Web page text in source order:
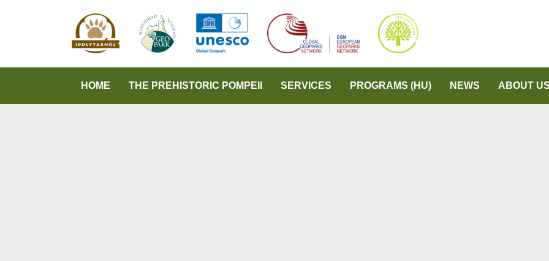
HOME THE PREHISTORIC POMPEII SERVICES PROGRAMS (HU) NEWS ABOUT